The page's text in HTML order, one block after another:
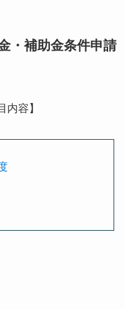
・補助金条件申請
内容】